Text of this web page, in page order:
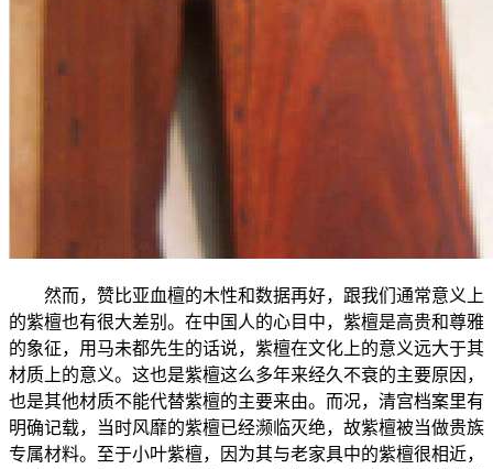
然而，赞比亚血檀的木性和数据再好，跟我们通常意义上
的紫檀也有很大差别。在中国人的心目中，紫檀是高贵和尊雅
的象征，用马未都先生的话说，紫檀在文化上的意义远大于其
材质上的意义。这也是紫檀这么多年来经久不衰的主要原因，
也是其他材质不能代替紫檀的主要来由。而况，清宫档案里有
明确记载，当时风靡的紫檀已经濒临灭绝，故紫檀被当做贵族
专属材料。至于小叶紫檀，因为其与老家具中的紫檀很相近，